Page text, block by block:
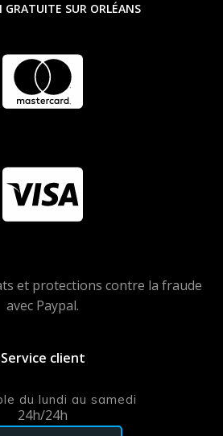
GRATUITE SUR ORLÉANS
et protections contre la fraude
avec Paypal.
Service client
du lundi au samedi
24h/24h